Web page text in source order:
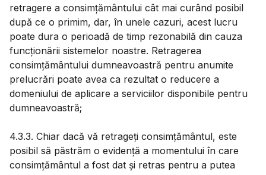
retragere a consimțământului cât mai curând posibil
după ce o primim, dar, în unele cazuri, acest lucru
poate dura o perioadă de timp rezonabilă din cauza
funcționării sistemelor noastre. Retragerea
consimțământului dumneavoastră pentru anumite
prelucrări poate avea ca rezultat o reducere a
domeniului de aplicare a serviciilor disponibile pentru
dumneavoastră;
4.3.3. Chiar dacă vă retrageți consimțământul, este
posibil să păstrăm o evidență a momentului în care
consimțământul a fost dat și retras pentru a putea